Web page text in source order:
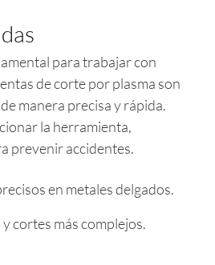
para trabajar con
de corte por plasma son
manera precisa y rápida.
la herramienta,
prevenir accidentes.
en metales delgados.
cortes más complejos.